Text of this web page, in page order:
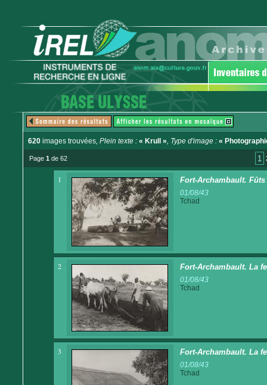
620 images trouvées, Plein texte : « Krull », Type d'image : «
Page 1 de 62 1
1 Fort-Archambault. Fûts
01/08/43
Tchad
2 Fort-Archambault. La
01/08/43
Tchad
3 Fort-Archambault. La
01/08/43
Tchad